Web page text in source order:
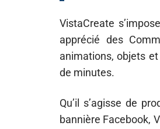
VistaCreate
apprécié des
animations, objets
de minutes.
Qu’il s’agisse de
bannière Facebook,